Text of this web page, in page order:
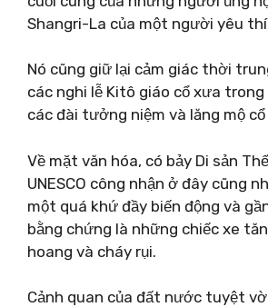
Shangri-La của một người yêu
Nó cũng giữ lại cảm giác thời
các nghi lễ Kitô giáo cổ xưa
các đài tưởng niệm và lăng mộ cổ
Về mặt văn hóa, có bảy Di sản
UNESCO công nhận ở đây cũng
một quá khứ đầy biến động và
bằng chứng là những chiếc xe
hoang và cháy rụi.
Cảnh quan của đất nước tuyệt